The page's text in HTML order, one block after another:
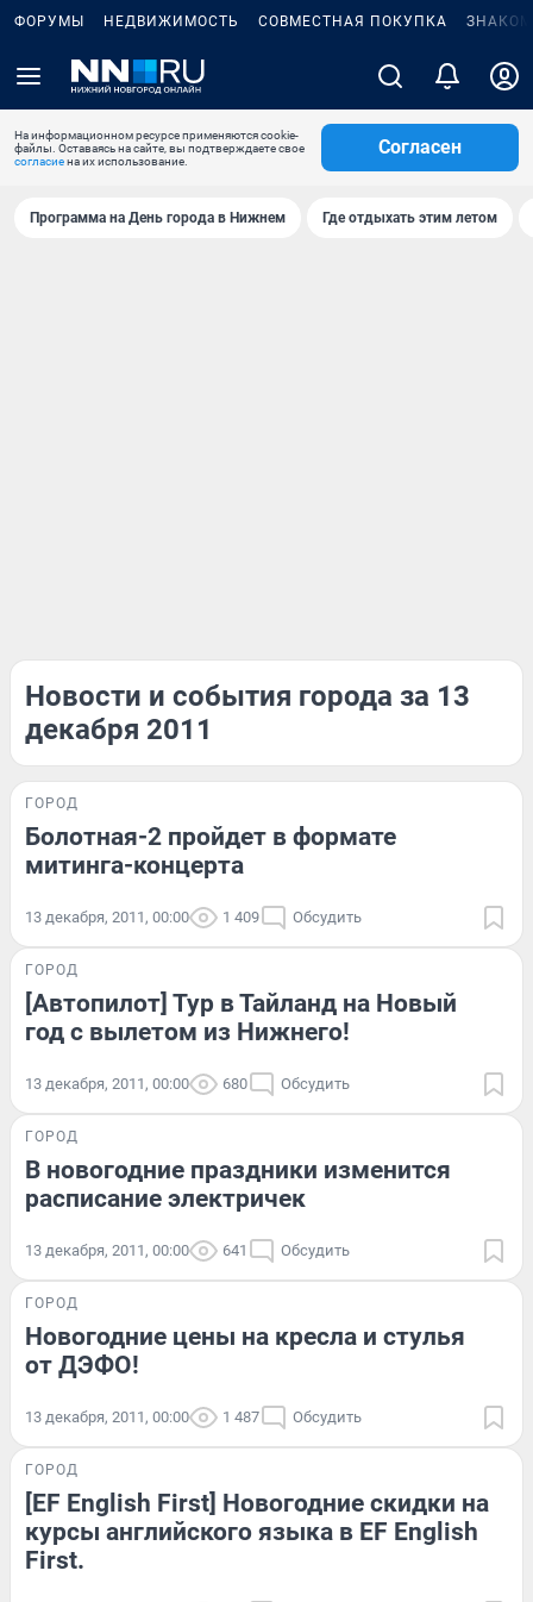
ФОРУМЫ НЕДВИЖИМОСТЬ СОВМЕСТНАЯ ПОКУПКА
На информационном ресурсе применяются cookie-
файлы. Оставаясь на сайте, вы подтверждаете свое
согласиена их использование.
Согласен
Программа на День города в Нижнем Где отдыхать этим летом
Новости и события города за 13
декабря 2011
ГОРОД
Болотная-2 пройдет в формате
митинга-концерта
13 декабря, 2011, 00:00 1 409 Обсудить
ГОРОД
[Автопилот] Тур в Тайланд на Новый
год с вылетом из Нижнего!
13 декабря, 2011, 00:00 680 Обсудить
ГОРОД
В новогодние праздники изменится
расписание электричек
13 декабря, 2011, 00:00 641 Обсудить
ГОРОД
Новогодние цены на кресла и стулья
от ДЭФО!
13 декабря, 2011, 00:00 1 487 Обсудить
ГОРОД
[EF English First] Новогодние скидки на
курсы английского языка в EF English
First.